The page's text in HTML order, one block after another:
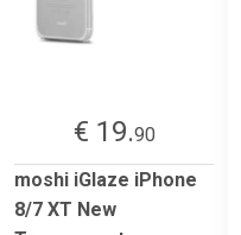
€ 19.90
moshi iGlaze iPhone
8/7 XT New